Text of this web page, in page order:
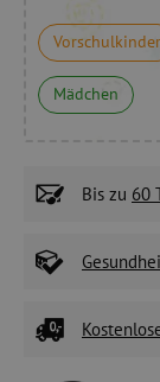
Vorschulkinder
Mädchen
Bis zu 60